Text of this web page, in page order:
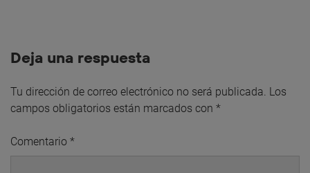
Deja una respuesta
Tu dirección de correo electrónico no será publicada. Los
campos obligatorios están marcados con *
Comentario *